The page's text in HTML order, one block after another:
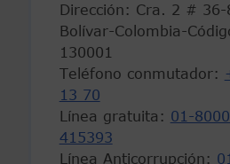
Dirección: Cra. 2 # 36-
Bolívar-Colombia-
130001
Teléfono conmutador:
13 70
Línea gratuita: 01-
415393
Línea Anticorrupción: